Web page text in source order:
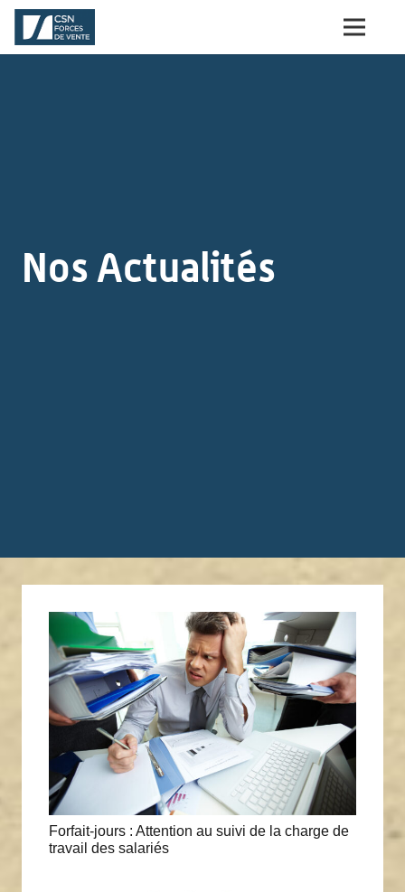
Nos Actualités
Forfait-jours : Attention au suivi de la charge de
travail des salariés